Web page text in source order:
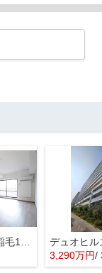
ヴィルフォーレ稲毛1番館
3,290万円/